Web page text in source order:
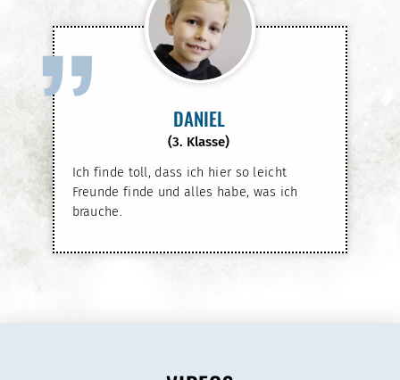
” DANIEL
(3. Klasse)
Ich finde toll, dass ich hier so leicht
Freunde finde und alles habe, was ich
brauche.